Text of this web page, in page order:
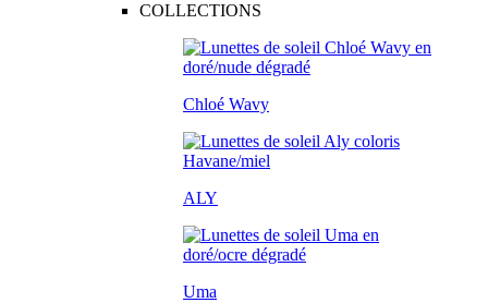
COLLECTIONS
Chloé Wavy
ALY
Uma